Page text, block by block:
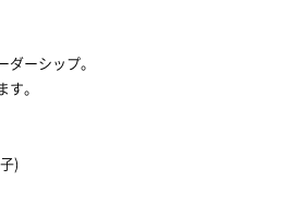
ダーシップ。
す。
)